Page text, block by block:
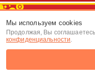
(c) Tabor.ru 2026
Мы используем cookies
Продолжая, Вы
конфиденциальности.